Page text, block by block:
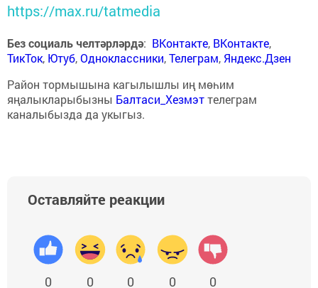
https://max.ru/tatmedia
Без социаль челтәрләрдә: ВКонтакте, ВКонтакте,
ТикТок, Ютуб,Одноклассники,Телеграм, Яндекс.Дзен
Район тормышына кагылышлы иң мөһим
яңалыкларыбызны Балтаси_Хезмэттелеграм
каналыбызда да укыгыз.
Оставляйте реакции
0 0 0 0 0